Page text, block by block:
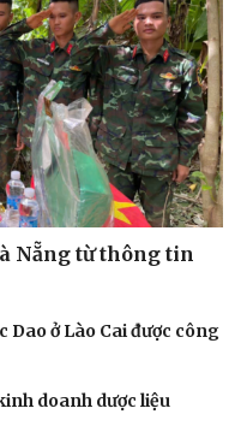
Nẵng từ thông tin
Dao ở Lào Cai được công
doanh dược liệu